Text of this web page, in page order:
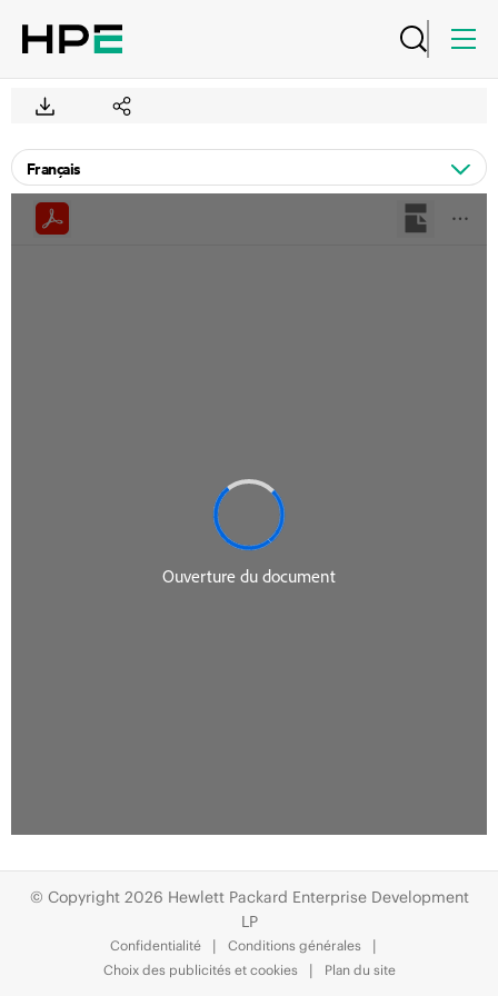
© Copyright 2026 Hewlett Packard Enterprise Development
LP
Confidentialité
Conditions générales
Choix des publicités et cookies
Plan du site